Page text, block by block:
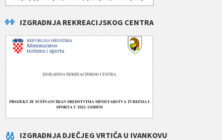
IZGRADNJA REKREACIJSKOG CENTRA
IZGRADNJA DJEČJEG VRTIĆA U IVANKOVU